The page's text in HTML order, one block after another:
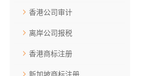
香港公司审计
离岸公司报税
香港商标注册
新加坡商标注册